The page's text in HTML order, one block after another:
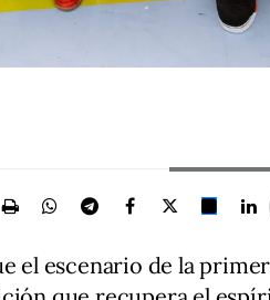
el escenario de la